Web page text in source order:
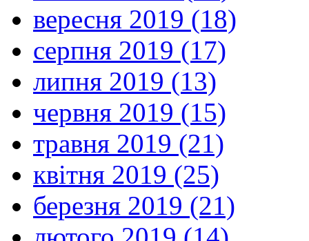
вересня 2019 (18)
серпня 2019 (17)
липня 2019 (13)
червня 2019 (15)
травня 2019 (21)
квітня 2019 (25)
березня 2019 (21)